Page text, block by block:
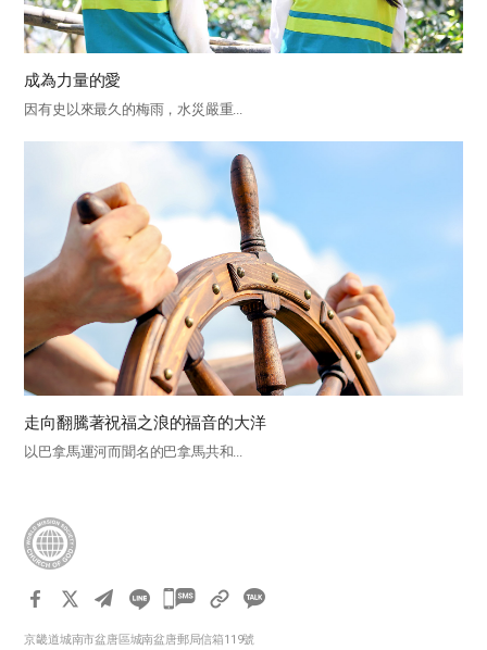
成為力量的愛
因有史以來最久的梅雨，水災嚴重...
走向翻騰著祝福之浪的福音的大洋
以巴拿馬運河而聞名的巴拿馬共和...
카
京畿道城南市盆唐區城南盆唐郵局信箱119號